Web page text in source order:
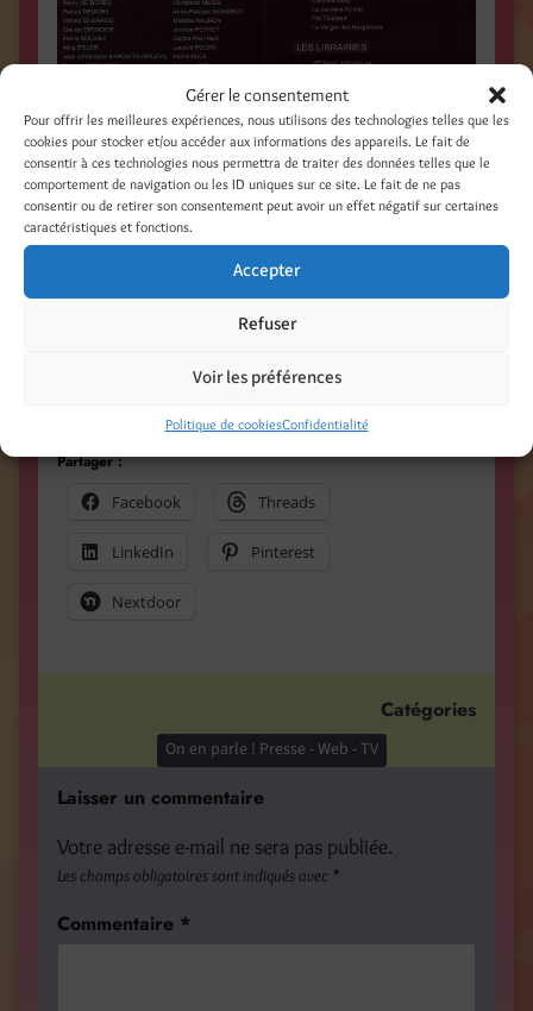
Gérer le consentement
Pour offrir les meilleures expériences, nous utilisons des technologies telles que les
cookies pour stocker et/ou accéder aux informations des appareils. Le fait de
consentir à ces technologies nous permettra de traiter des données telles que le
comportement de navigation ou les ID uniques sur ce site. Le fait de ne pas
consentir ou de retirer son consentement peut avoir un effet négatif sur certaines
caractéristiques et fonctions.
Accepter
Refuser
Voir les préférences
Politique de cookiesConfidentialité
Come to Husseren-Wesserling for the Book
entertainments for children and grown-ups. We’re
Partager :
Facebook
Threads
LinkedIn Pinterest
Nextdoor
Catégories
On en parle ! Presse - Web - TV
Laisser un commentaire
Votre adresse e-mail ne sera pas publiée.
Les champs obligatoires sont indiqués avec *
Commentaire *